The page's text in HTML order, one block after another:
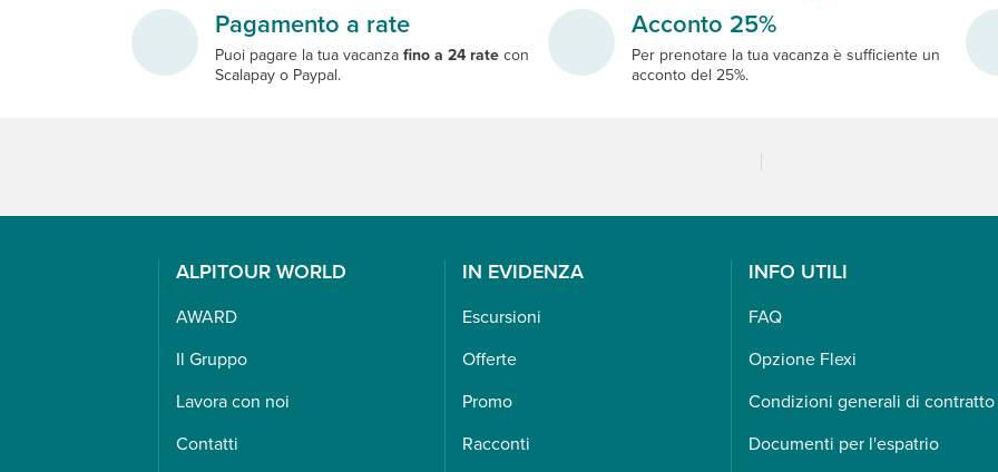
Pagamento a rate
Puoi pagare la tua vacanza fino a 24 rate con
Scalapay o Paypal.
Acconto 25%
Per prenotare la tua vacanza è sufficiente un
acconto del 25%.
ALPITOUR WORLD
AWARD
Il Gruppo
Lavora con noi
Contatti
IN EVIDENZA
Escursioni
Offerte
Promo
Racconti
INFO UTILI
FAQ
Opzione Flexi
Condizioni generali di contratto
Documenti per l'espatrio